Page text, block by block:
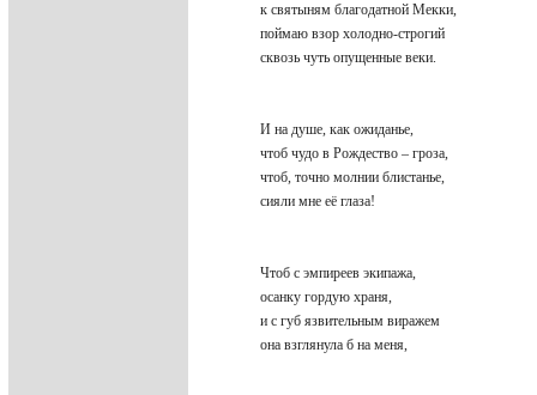
к святыням благодатной Мекки,
поймаю взор холодно-строгий
сквозь чуть опущенные веки.
И на душе, как ожиданье,
чтоб чудо в Рождество – гроза,
чтоб, точно молнии блистанье,
сияли мне её глаза!
Чтоб с эмпиреев экипажа,
осанку гордую храня,
и с губ язвительным виражем
она взглянула б на меня,